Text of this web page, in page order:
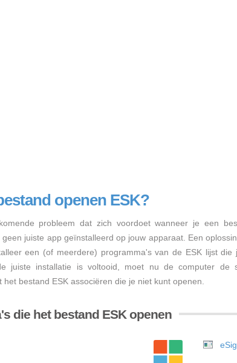
openen ESK?
probleem dat zich voordoet wanneer je een
juiste app geïnstalleerd op jouw apparaat. Een
een (of meerdere) programma's van de ESK lijst die
juiste installatie is voltooid, moet nu de computer de
bestand ESK associëren die je niet kunt openen.
die het bestand ESK openen